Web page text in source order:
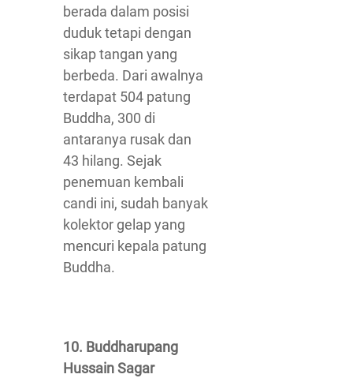
berada dalam posisi
duduk tetapi dengan
sikap tangan yang
berbeda. Dari awalnya
terdapat 504 patung
Buddha, 300 di
antaranya rusak dan
43 hilang. Sejak
penemuan kembali
candi ini, sudah banyak
kolektor gelap yang
mencuri kepala patung
Buddha.
10. Buddharupang
Hussain Sagar